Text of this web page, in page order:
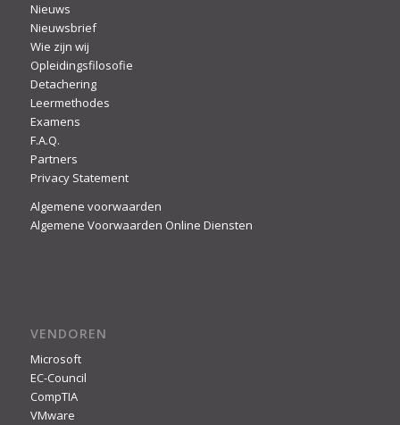
Nieuws
Nieuwsbrief
Wie zijn wij
Opleidingsfilosofie
Detachering
Leermethodes
Examens
F.A.Q.
Partners
Privacy Statement
Algemene voorwaarden
Algemene Voorwaarden Online Diensten
VENDOREN
Microsoft
EC-Council
CompTIA
VMware